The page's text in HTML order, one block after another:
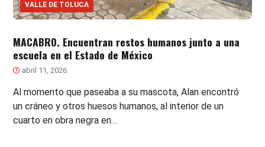
VALLE DE TOLUCA
MACABRO. Encuentran restos humanos junto a una
escuela en el Estado de México
abril 11, 2026
Al momento que paseaba a su mascota, Alan encontró
un cráneo y otros huesos humanos, al interior de un
cuarto en obra negra en…